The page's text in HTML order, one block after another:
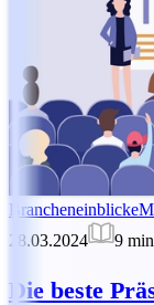
Brancheneinblicke
28.03.2024
9 min
Die beste